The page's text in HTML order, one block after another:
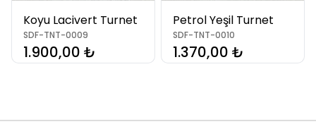
Koyu Lacivert Turnet
SDF-TNT-0009
1.900,00 ₺
Petrol Yeşil Turnet
SDF-TNT-0010
1.370,00 ₺